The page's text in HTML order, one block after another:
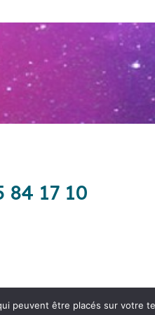
84 17 10
peuvent être placés sur votre